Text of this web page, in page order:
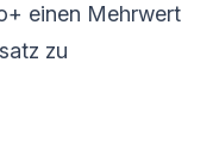
einen Mehrwert
zu